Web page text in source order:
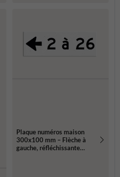
Plaque numéros maison
300x100 mm – Flèche à
gauche, réfléchissante